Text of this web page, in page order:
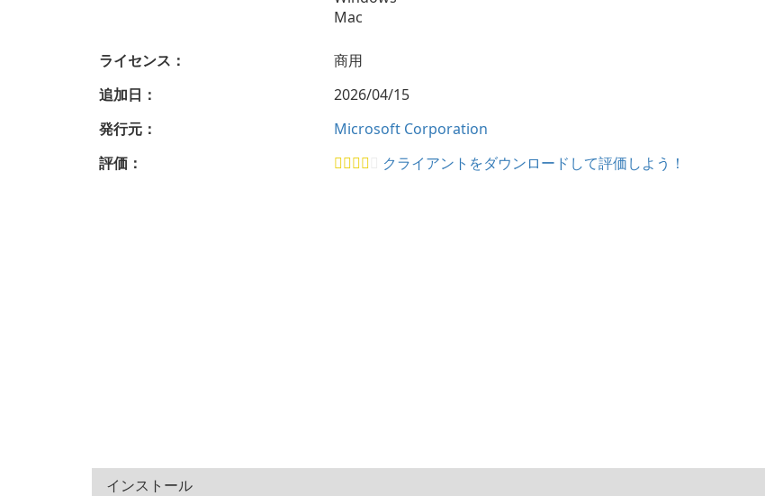
Mac
ライセンス：
商用
追加日：
2026/04/15
発行元：
Microsoft Corporation
評価：
クライアントをダウンロードして評価しよう！
インストール